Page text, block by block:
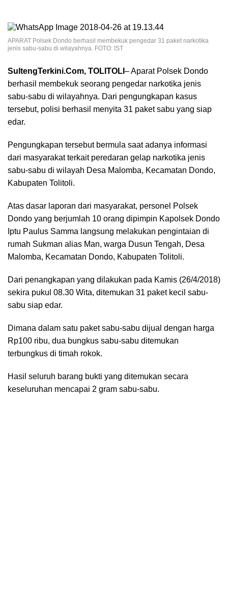
APARAT Polsek Dondo berhasil membekuk pengedar 31 paket narkotika
jenis sabu-sabu di wilayahnya. FOTO: IST
SultengTerkini.Com, TOLITOLI – Aparat Polsek Dondo
berhasil membekuk seorang pengedar narkotika jenis
sabu-sabu di wilayahnya. Dari pengungkapan kasus
tersebut, polisi berhasil menyita 31 paket sabu yang siap
edar.
Pengungkapan tersebut bermula saat adanya informasi
dari masyarakat terkait peredaran gelap narkotika jenis
sabu-sabu di wilayah Desa Malomba, Kecamatan Dondo,
Kabupaten Tolitoli.
Atas dasar laporan dari masyarakat, personel Polsek
Dondo yang berjumlah 10 orang dipimpin Kapolsek Dondo
Iptu Paulus Samma langsung melakukan pengintaian di
rumah Sukman alias Man, warga Dusun Tengah, Desa
Malomba, Kecamatan Dondo, Kabupaten Tolitoli.
Dari penangkapan yang dilakukan pada Kamis (26/4/2018)
sekira pukul 08.30 Wita, ditemukan 31 paket kecil sabu-
sabu siap edar.
Dimana dalam satu paket sabu-sabu dijual dengan harga
Rp100 ribu, dua bungkus sabu-sabu ditemukan
terbungkus di timah rokok.
Hasil seluruh barang bukti yang ditemukan secara
keseluruhan mencapai 2 gram sabu-sabu.